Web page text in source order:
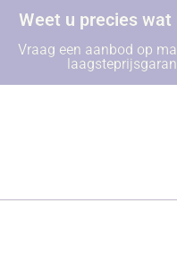
Weet u precies wat
Vraag een aanbod op